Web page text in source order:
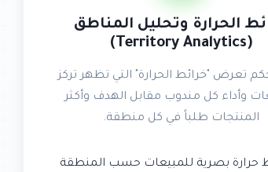
الحرارة وتحليل المناطق
(Territory Analytics)
تعرض "خرائط الحرارة" التي تظهر تركز
وأداء كل مندوب مقابل الهدف وأكثر
المنتجات طلباً في كل منطقة.
حرارة بصرية للمبيعات حسب المنطقة